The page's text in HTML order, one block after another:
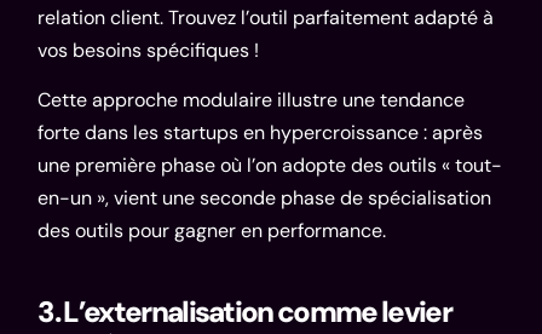
relation client. Trouvez l’outil parfaitement adapté à
vos besoins spécifiques !
Cette approche modulaire illustre une tendance
forte dans les startups en hypercroissance : après
une première phase où l’on adopte des outils « tout-
en-un », vient une seconde phase de spécialisation
des outils pour gagner en performance.
3. L’externalisation comme levier